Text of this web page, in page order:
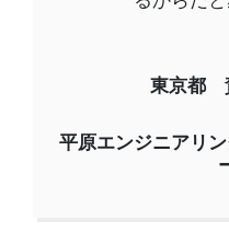
東京都
平原エンジニアリ